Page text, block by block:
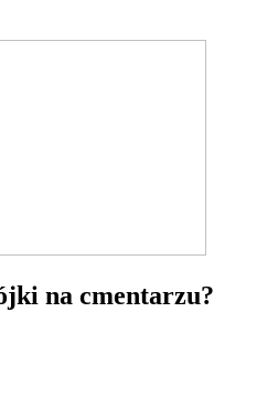
na cmentarzu?